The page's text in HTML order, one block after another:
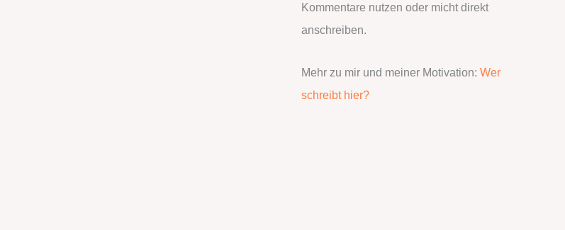
Kommentare nutzen oder micht direkt
anschreiben.
Mehr zu mir und meiner Motivation: Wer
schreibt hier?